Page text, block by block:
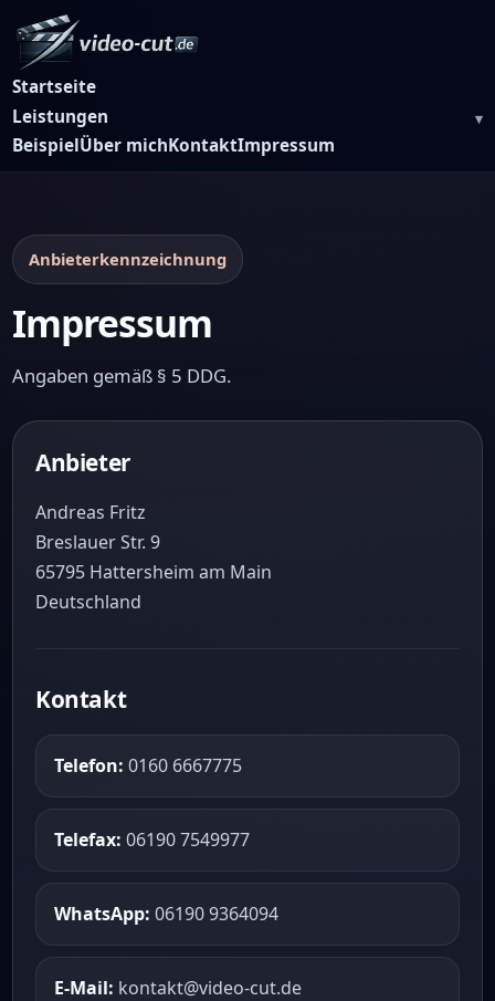
Startseite
Leistungen
BeispielÜber michKontaktImpressum
Anbieterkennzeichnung
Impressum
Angaben gemäß § 5 DDG.
Anbieter
Andreas Fritz
Breslauer Str. 9
65795 Hattersheim am Main
Deutschland
Kontakt
Telefon: 0160 6667775
Telefax: 06190 7549977
WhatsApp: 06190 9364094
E-Mail: kontakt@video-cut.de